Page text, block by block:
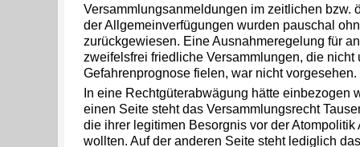
Versammlungsanmeldungen im zeitlichen bzw.
der Allgemeinverfügungen wurden pauschal
zurückgewiesen. Eine Ausnahmeregelung für
zweifelsfrei friedliche Versammlungen, die nicht
Gefahrenprognose fielen, war nicht vorgesehen.
In eine Rechtgüterabwägung hätte einbezogen
einen Seite steht das Versammlungsrecht
die ihrer legitimen Besorgnis vor der Atompolitik
wollten. Auf der anderen Seite steht lediglich